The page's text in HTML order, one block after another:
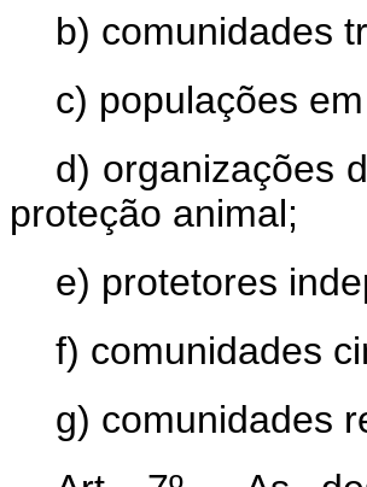
b) comunidades
c) populações
d) organizações
proteção animal;
e) protetores
f) comunidades
g) comunidades